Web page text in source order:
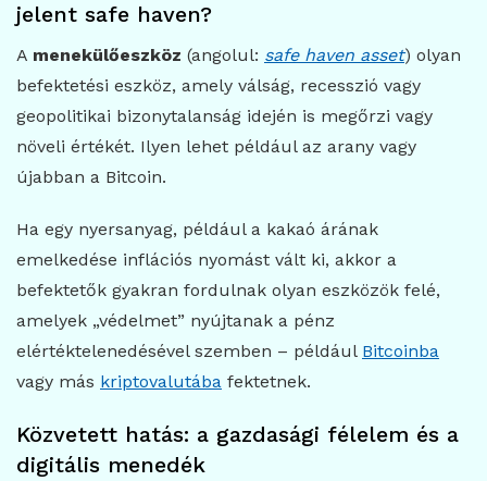
jelent safe haven?
A menekülőeszköz (angolul: safe haven asset) olyan
befektetési eszköz, amely válság, recesszió vagy
geopolitikai bizonytalanság idején is megőrzi vagy
növeli értékét. Ilyen lehet például az arany vagy
újabban a Bitcoin.
Ha egy nyersanyag, például a kakaó árának
emelkedése inflációs nyomást vált ki, akkor a
befektetők gyakran fordulnak olyan eszközök felé,
amelyek „védelmet” nyújtanak a pénz
elértéktelenedésével szemben – például Bitcoinba
vagy más kriptovalutába fektetnek.
Közvetett hatás: a gazdasági félelem és a
digitális menedék